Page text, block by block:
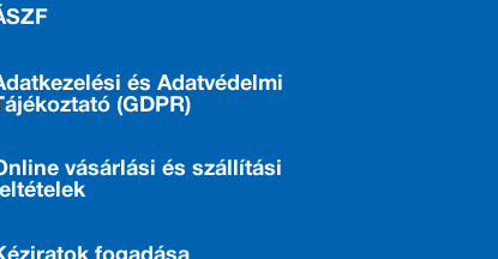
és Adatvédelmi
(GDPR)
vásárlási és szállítási